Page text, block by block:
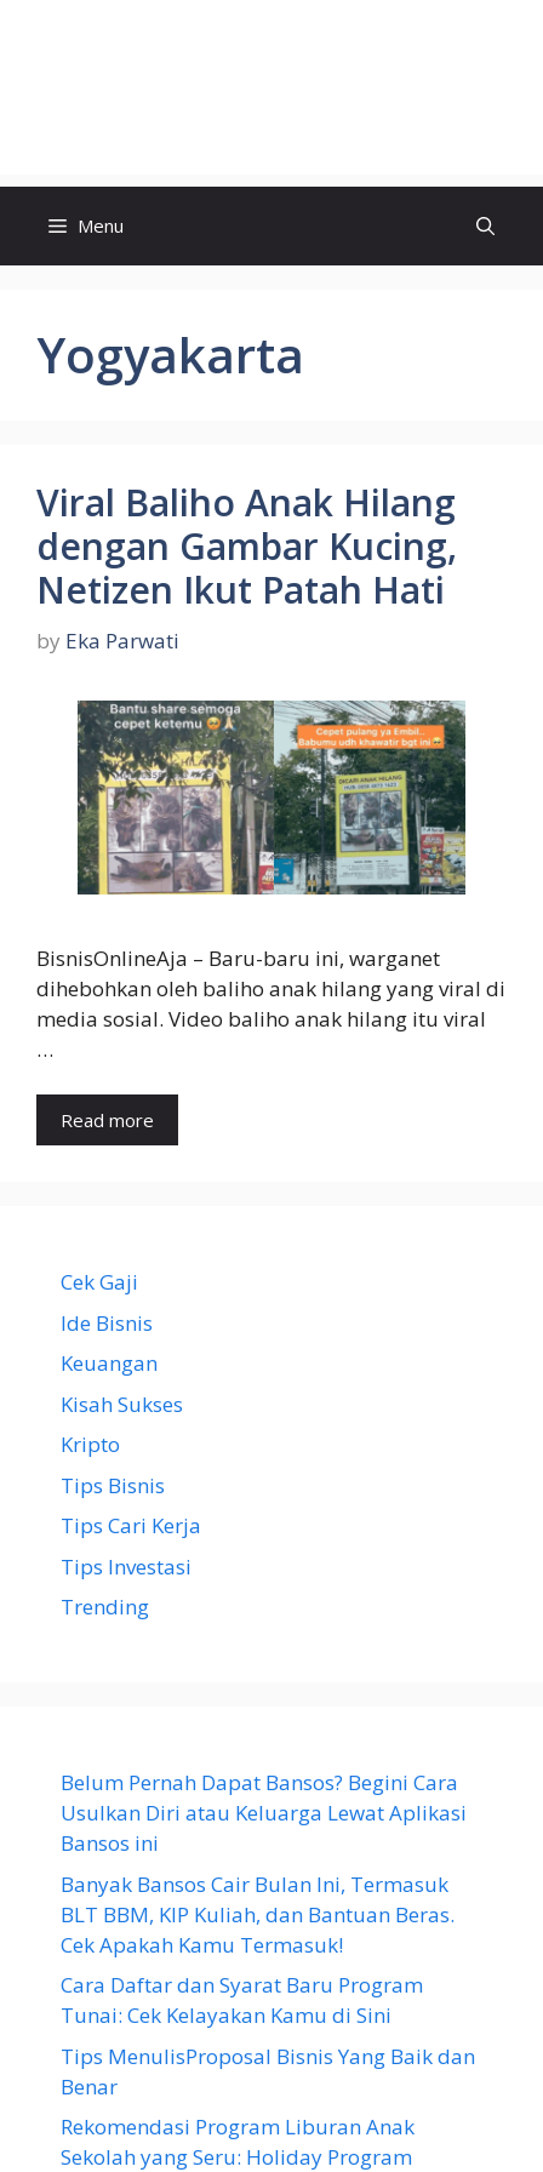
Menu
Yogyakarta
Viral Baliho Anak Hilang
dengan Gambar Kucing,
Netizen Ikut Patah Hati
by Eka Parwati
BisnisOnlineAja – Baru-baru ini, warganet
dihebohkan oleh baliho anak hilang yang viral di
media sosial. Video baliho anak hilang itu viral
…
Read more
Cek Gaji
Ide Bisnis
Keuangan
Kisah Sukses
Kripto
Tips Bisnis
Tips Cari Kerja
Tips Investasi
Trending
Belum Pernah Dapat Bansos? Begini Cara
Usulkan Diri atau Keluarga Lewat Aplikasi
Bansos ini
Banyak Bansos Cair Bulan Ini, Termasuk
BLT BBM, KIP Kuliah, dan Bantuan Beras.
Cek Apakah Kamu Termasuk!
Cara Daftar dan Syarat Baru Program
Tunai: Cek Kelayakan Kamu di Sini
Tips MenulisProposal Bisnis Yang Baik dan
Benar
Rekomendasi Program Liburan Anak
Sekolah yang Seru: Holiday Program